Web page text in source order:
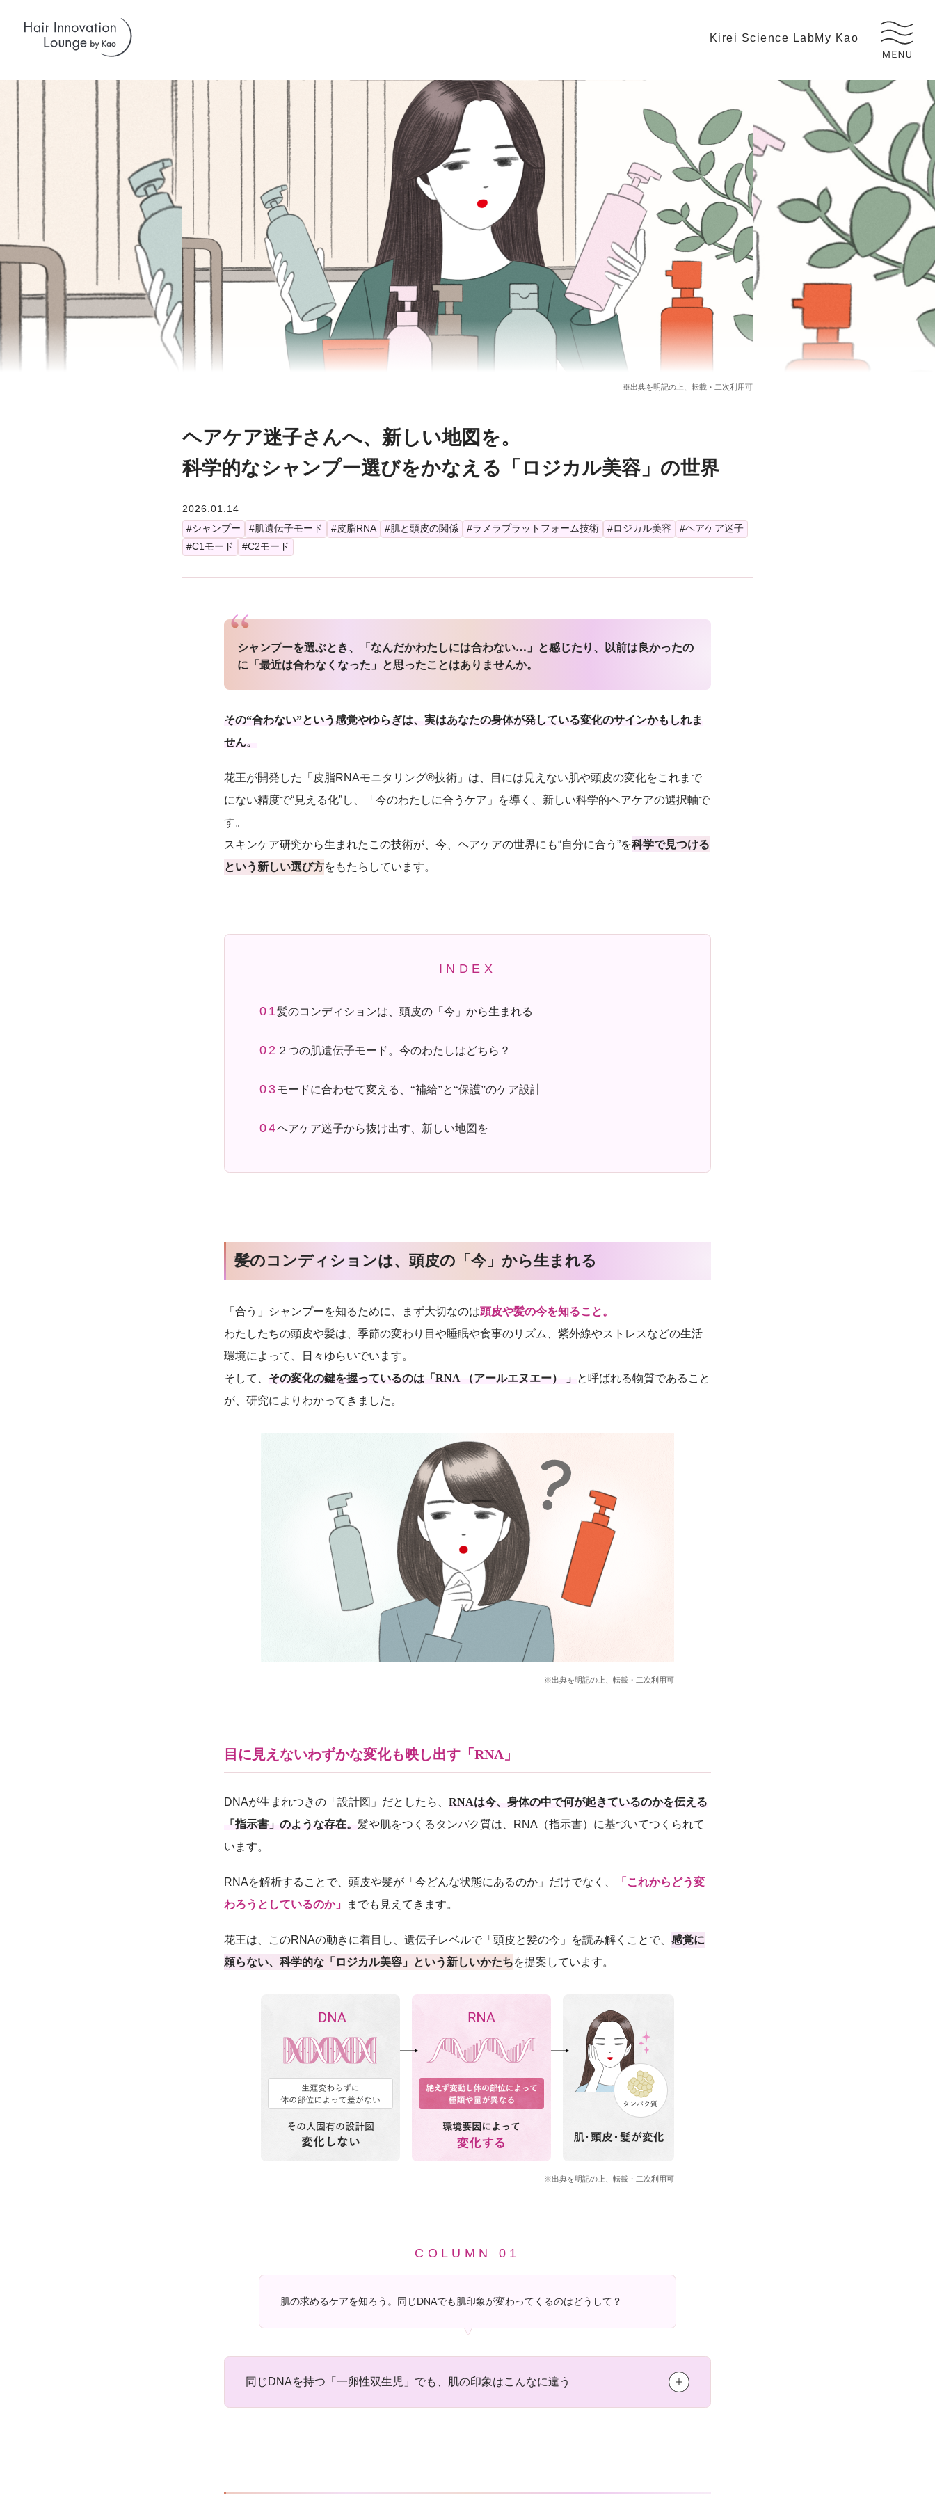
Kirei Science LabMy Kao
READ ARTICLES
生活・美容編
成分・サイエンス編
花王のヘアケア事業ビジョン
Kirei Science Lab
※出典を明記の上、転載・二次利用可
ヘアケア迷子さんへ、新しい地図を。
科学的なシャンプー選びをかなえる「ロジカル美容」の世界
2026.01.14
#シャンプー
#肌遺伝子モード #皮脂RNA #肌と頭皮の関係 #ラメラプラットフォーム技術 #ロジカル美容
#ヘアケア迷子
#C1モード
#C2モード
シャンプーを選ぶとき、「なんだかわたしには合わない…」と感じたり、以前は良かったの
に「最近は合わなくなった」と思ったことはありませんか。
その“合わない”という感覚やゆらぎは、実はあなたの身体が発している変化のサインかもしれま
せん。
花王が開発した「皮脂RNAモニタリング®技術」は、目には見えない肌や頭皮の変化をこれまで
にない精度で“見える化”し、「今のわたしに合うケア」を導く、新しい科学的ヘアケアの選択軸で
す。
スキンケア研究から生まれたこの技術が、今、ヘアケアの世界にも“自分に合う”を科学で見つける
という新しい選び方をもたらしています。
INDEX
髪のコンディションは、頭皮の「今」から生まれる
２つの肌遺伝子モード。今のわたしはどちら？
モードに合わせて変える、“補給”と“保護”のケア設計
ヘアケア迷子から抜け出す、新しい地図を
髪のコンディションは、頭皮の「今」から生まれる
「合う」シャンプーを知るために、まず大切なのは頭皮や髪の今を知ること。
わたしたちの頭皮や髪は、季節の変わり目や睡眠や食事のリズム、紫外線やストレスなどの生活
環境によって、日々ゆらいでいます。
そして、 その変化の鍵を握っているのは「RNA （アールエヌエー） 」 と呼ばれる物質であること
が、研究によりわかってきました。
※出典を明記の上、転載・二次利用可
目に見えないわずかな変化も映し出す「RNA」
DNAが生まれつきの「設計図」だとしたら、 RNAは今、身体の中で何が起きているのかを伝える
「指示書」のような存在。 髪や肌をつくるタンパク質は、RNA（指示書）に基づいてつくられて
います。
RNAを解析することで、頭皮や髪が「今どんな状態にあるのか」だけでなく、
「これからどう変
わろうとしているのか」
までも見えてきます。
花王は、このRNAの動きに着目し、遺伝子レベルで「頭皮と髪の今」を読み解くことで、 感覚に
頼らない、科学的な「ロジカル美容」という新しいかたちを提案しています。
※出典を明記の上、転載・二次利用可
COLUMN 01
肌の求めるケアを知ろう。同じDNAでも肌印象が変わってくるのはどうして？
同じDNAを持つ「一卵性双生児」でも、肌の印象はこんなに違う